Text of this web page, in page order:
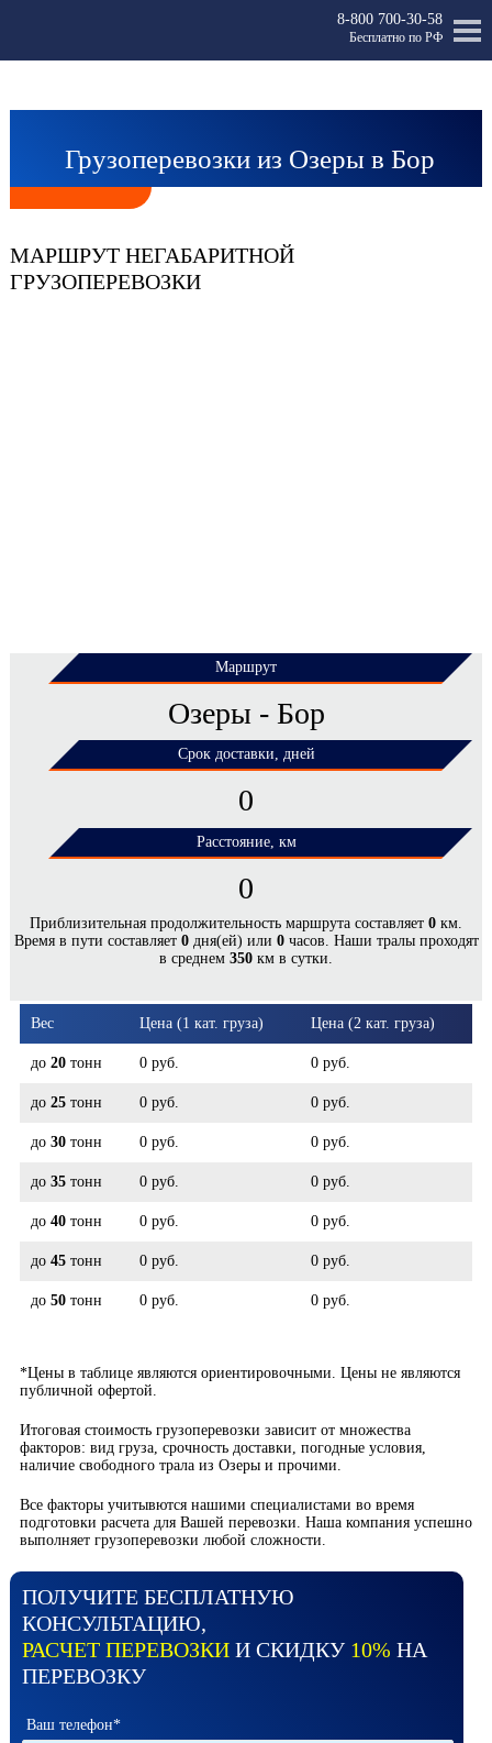
8-800 700-30-58
Бесплатно по РФ
Грузоперевозки из Озеры в Бор
МАРШРУТ НЕГАБАРИТНОЙ
ГРУЗОПЕРЕВОЗКИ
Маршрут
Озеры - Бор
Срок доставки, дней
0
Расстояние, км
0
Приблизительная продолжительность маршрута составляет 0 км.
Время в пути составляет 0дня(ей) или 0часов. Наши тралы проходят
в среднем 350 км в сутки.
ЦЕНЫ НА ПЕРЕВОЗКУ НЕГАБАРИТНЫХ
ГРУЗОВ ПО МАРШРУТУ ОЗЕРЫ - БОР*
Вес Цена (1 кат. груза) Цена (2 кат. груза)
до 20тонн 0 руб. 0 руб.
до 25тонн 0 руб. 0 руб.
до 30тонн 0 руб. 0 руб.
до 35тонн 0 руб. 0 руб.
до 40тонн 0 руб. 0 руб.
до 45тонн 0 руб. 0 руб.
до 50тонн 0 руб. 0 руб.
*Цены в таблице являются ориентировочными. Цены не являются
публичной офертой.
Итоговая стоимость грузоперевозки зависит от множества
факторов: вид груза, срочность доставки, погодные условия,
наличие свободного трала из Озеры и прочими.
Все факторы учитывются нашими специалистами во время
подготовки расчета для Вашей перевозки. Наша компания успешно
выполняет грузоперевозки любой сложности.
ПОЛУЧИТЕ БЕСПЛАТНУЮ
КОНСУЛЬТАЦИЮ,
РАСЧЕТ ПЕРЕВОЗКИИ СКИДКУ 10% НА
ПЕРЕВОЗКУ
Ваш телефон*